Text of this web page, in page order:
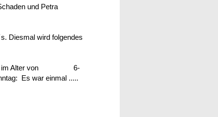
und Petra
Diesmal wird folgendes
im Alter von 6-
einmal .....